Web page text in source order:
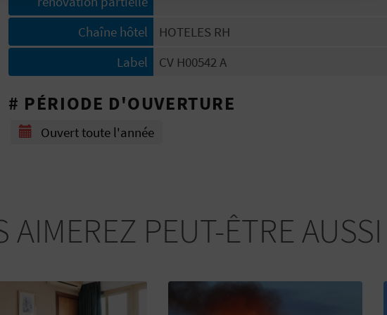
Chaîne hôtel
HOTELES RH
Label
CV H00542 A
# PÉRIODE D'OUVERTURE
Ouvert toute l'année
AIMEREZ PEUT-ÊTRE AUSSI